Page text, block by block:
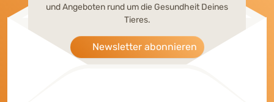
und Angeboten rund um die Gesundheit Deines
Tieres.
Newsletter abonnieren